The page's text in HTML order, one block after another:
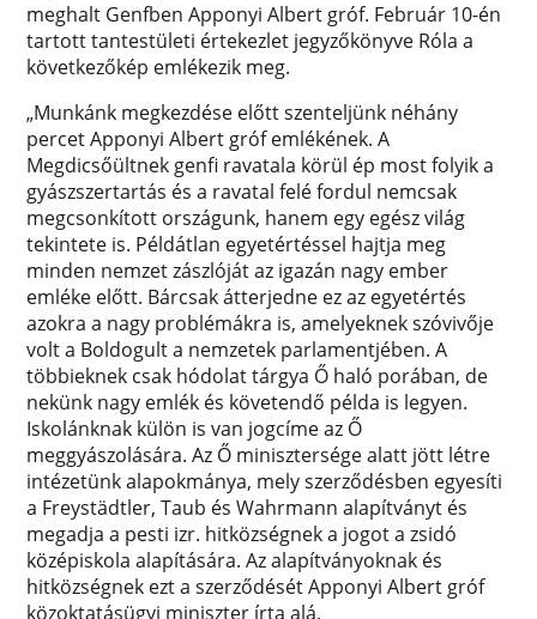
meghalt Genfben Apponyi Albert gróf. Február 10-én
tartott tantestületi értekezlet jegyzőkönyve Róla a
következőkép emlékezik meg.
„Munkánk megkezdése előtt szenteljünk néhány
percet Apponyi Albert gróf emlékének. A
Megdicsőültnek genfi ravatala körül ép most folyik a
gyászszertartás és a ravatal felé fordul nemcsak
megcsonkított országunk, hanem egy egész világ
tekintete is. Példátlan egyetértéssel hajtja meg
minden nemzet zászlóját az igazán nagy ember
emléke előtt. Bárcsak átterjedne ez az egyetértés
azokra a nagy problémákra is, amelyeknek szóvivője
volt a Boldogult a nemzetek parlamentjében. A
többieknek csak hódolat tárgya Ő haló porában, de
nekünk nagy emlék és követendő példa is legyen.
Iskolánknak külön is van jogcíme az Ő
meggyászolására. Az Ő minisztersége alatt jött létre
intézetünk alapokmánya, mely szerződésben egyesíti
a Freystädtler, Taub és Wahrmann alapítványt és
megadja a pesti izr. hitközségnek a jogot a zsidó
középiskola alapítására. Az alapítványoknak és
hitközségnek ezt a szerződését Apponyi Albert gróf
közoktatásügyi miniszter írta alá.